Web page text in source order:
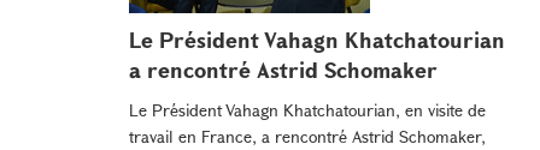
Le Président Vahagn Khatchatourian
a rencontré Astrid Schomaker
Le Président Vahagn Khatchatourian, en visite de
travail en France, a rencontré Astrid Schomaker,